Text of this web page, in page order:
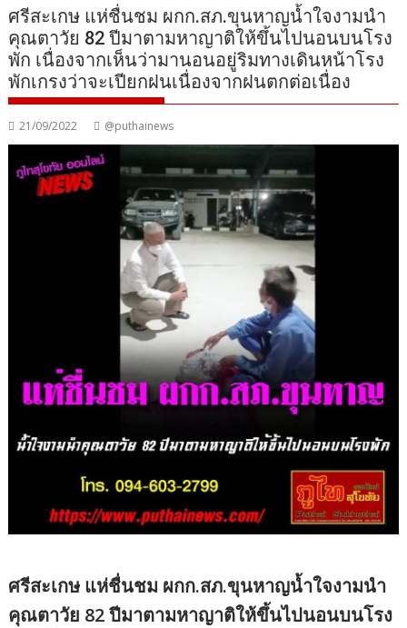
ศรีสะเกษ แห่ชื่นชม ผกก.สภ.ขุนหาญน้ำใจงามนำ
คุณตาวัย 82 ปีมาตามหาญาติให้ขึ้นไปนอนบนโรง
พัก เนื่องจากเห็นว่ามานอนอยู่ริมทางเดินหน้าโรง
พักเกรงว่าจะเปียกฝนเนื่องจากฝนตกต่อเนื่อง
21/09/2022 @puthainews
ศรีสะเกษ แห่ชื่นชม ผกก.สภ.ขุนหาญน้ำใจงามนำ
คุณตาวัย 82 ปีมาตามหาญาติให้ขึ้นไปนอนบนโรง